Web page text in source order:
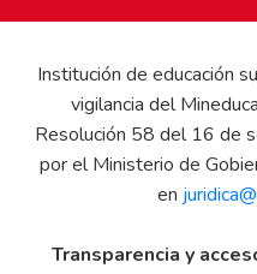
Institución de educación
vigilancia del
Resolución 58 del 16 de
por el Ministerio de
en
Transparencia y